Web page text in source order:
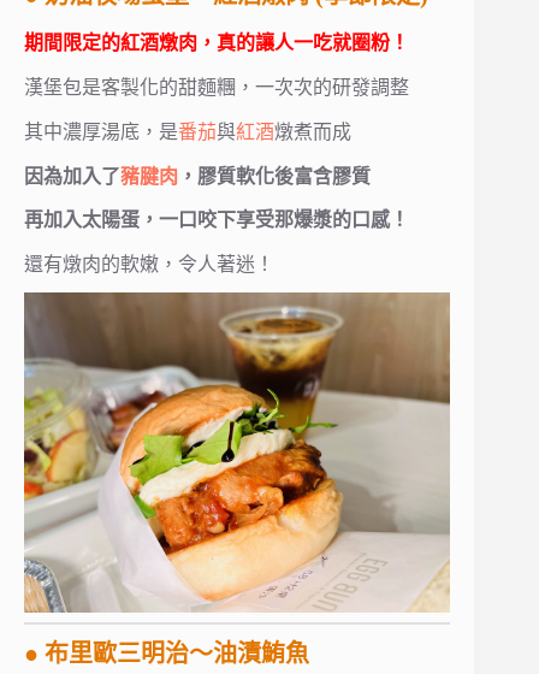
期間限定的紅酒燉肉，真的讓人一吃就圈粉！
漢堡包是客製化的甜麵糰，一次次的研發調整
其中濃厚湯底，是番茄與紅酒燉煮而成
因為加入了豬腱肉 ，膠質軟化後富含膠質
再加入太陽蛋，一口咬下享受那爆漿的口感！
還有燉肉的軟嫩，令人著迷！
● 布里歐三明治～油漬鮪魚